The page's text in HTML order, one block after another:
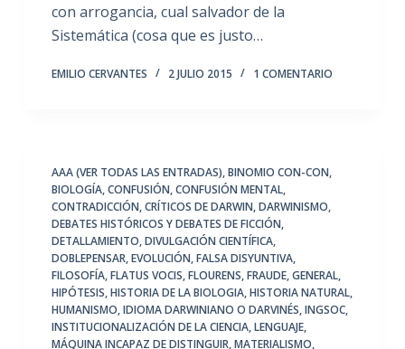
con arrogancia, cual salvador de la
Sistemática (cosa que es justo…
EMILIO CERVANTES 2 JULIO 2015 1 COMENTARIO
AAA (VER TODAS LAS ENTRADAS),BINOMIO CON-CON,
BIOLOGÍA,CONFUSIÓN,CONFUSIÓN MENTAL,
CONTRADICCIÓN,CRÍTICOS DE DARWIN,DARWINISMO,
DEBATES HISTÓRICOS Y DEBATES DE FICCIÓN,
DETALLAMIENTO,DIVULGACIÓN CIENTÍFICA,
DOBLEPENSAR,EVOLUCIÓN,FALSA DISYUNTIVA,
FILOSOFÍA,FLATUS VOCIS,FLOURENS,FRAUDE,GENERAL,
HIPÓTESIS,HISTORIA DE LA BIOLOGIA,HISTORIA NATURAL,
HUMANISMO,IDIOMA DARWINIANO O DARVINÉS,INGSOC,
INSTITUCIONALIZACIÓN DE LA CIENCIA,LENGUAJE,
MÁQUINA INCAPAZ DE DISTINGUIR,MATERIALISMO,